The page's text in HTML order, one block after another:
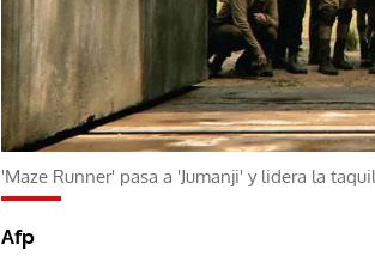
'Maze Runner' pasa a 'Jumanji' y lidera la
Afp